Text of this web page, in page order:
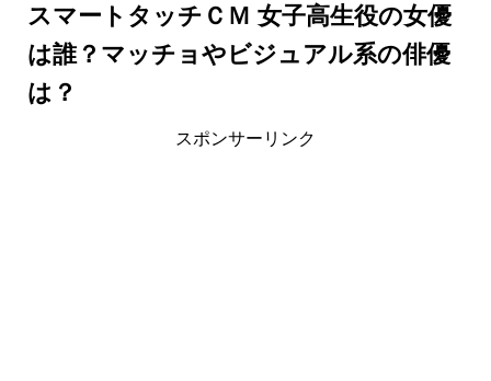
スマートタッチＣＭ 女子高生役の女優
は誰？マッチョやビジュアル系の俳優
は？
スポンサーリンク